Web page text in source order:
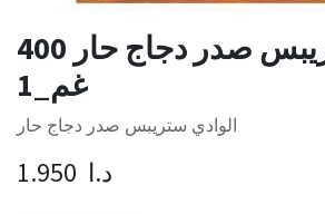
الوادي ستريبس صدر دجاج حار 400
غم_1
الوادي ستريبس صدر دجاج حار
1.950 د.ا